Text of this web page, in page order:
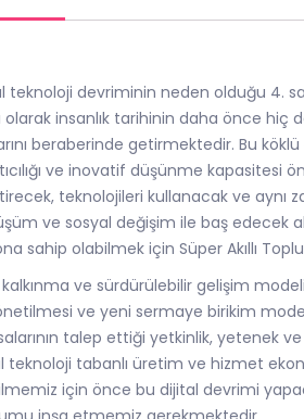
teknoloji devriminin neden olduğu 4.
olarak insanlık tarihinin daha önce
beraberinde getirmektedir. Bu
ve inovatif düşünme kapasitesi
teknolojileri kullanacak ve aynı
ve sosyal değişim ile baş edecek
sahip olabilmek için Süper Akıllı
ve sürdürülebilir gelişim
ve yeni sermaye birikim
talep ettiği yetkinlik, yetenek
teknoloji tabanlı üretim ve hizmet
için önce bu dijital devrimi